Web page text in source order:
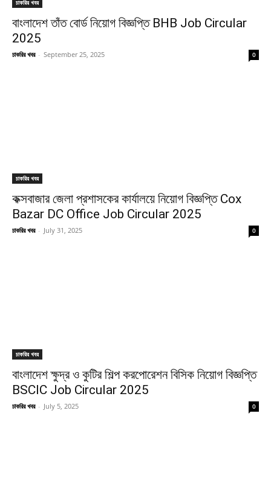
চাকরির খবর
বাংলাদেশ তাঁত বোর্ড নিয়োগ বিজ্ঞপ্তি BHB Job Circular
2025
চাকরির খবর - September 25, 2025 0
চাকরির খবর
কক্সবাজার জেলা প্রশাসকের কার্যালয়ে নিয়োগ বিজ্ঞপ্তি Cox
Bazar DC Office Job Circular 2025
চাকরির খবর - July 31, 2025 0
চাকরির খবর
বাংলাদেশ ক্ষুদ্র ও কুটির শিল্প করপোরেশন বিসিক নিয়োগ বিজ্ঞপ্তি
BSCIC Job Circular 2025
চাকরির খবর - July 5, 2025 0